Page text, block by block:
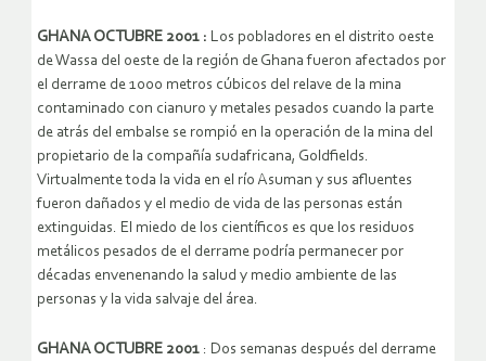
GHANA OCTUBRE 2001 : Los pobladores en el distrito oeste
de Wassa del oeste de la región de Ghana fueron afectados por
el derrame de 1000 metros cúbicos del relave de la mina
contaminado con cianuro y metales pesados cuando la parte
de atrás del embalse se rompió en la operación de la mina del
propietario de la compañía sudafricana, Goldfields.
Virtualmente toda la vida en el río Asuman y sus afluentes
fueron dañados y el medio de vida de las personas están
extinguidas. El miedo de los científicos es que los residuos
metálicos pesados de el derrame podría permanecer por
décadas envenenando la salud y medio ambiente de las
personas y la vida salvaje del área.
GHANA OCTUBRE 2001 : Dos semanas después del derrame